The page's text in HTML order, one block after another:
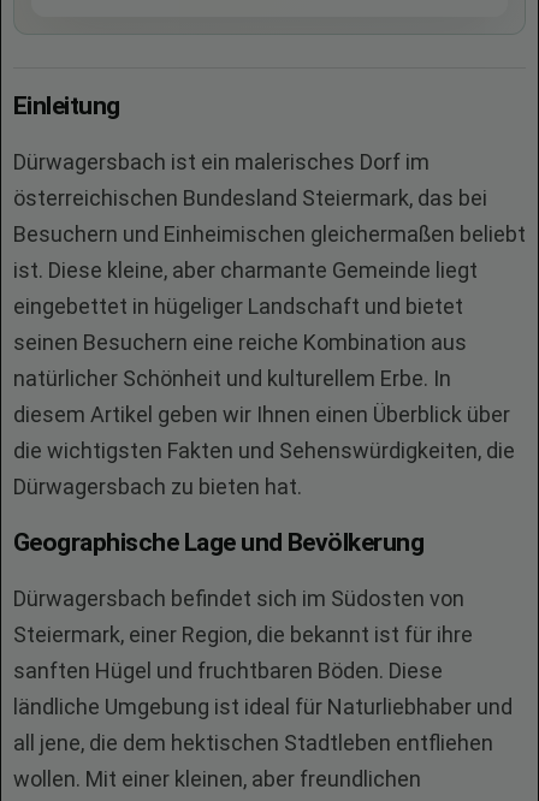
Einleitung
Dürwagersbach ist ein malerisches Dorf im
österreichischen Bundesland Steiermark, das bei
Besuchern und Einheimischen gleichermaßen beliebt
ist. Diese kleine, aber charmante Gemeinde liegt
eingebettet in hügeliger Landschaft und bietet
seinen Besuchern eine reiche Kombination aus
natürlicher Schönheit und kulturellem Erbe. In
diesem Artikel geben wir Ihnen einen Überblick über
die wichtigsten Fakten und Sehenswürdigkeiten, die
Dürwagersbach zu bieten hat.
Geographische Lage und Bevölkerung
Dürwagersbach befindet sich im Südosten von
Steiermark, einer Region, die bekannt ist für ihre
sanften Hügel und fruchtbaren Böden. Diese
ländliche Umgebung ist ideal für Naturliebhaber und
all jene, die dem hektischen Stadtleben entfliehen
wollen. Mit einer kleinen, aber freundlichen